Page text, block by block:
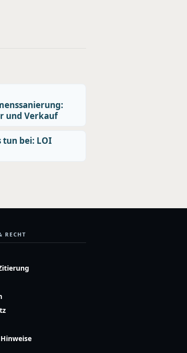
und Verkauf
tun bei: LOI
RECHT